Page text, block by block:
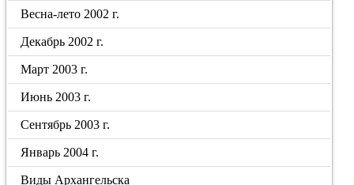
Весна-лето 2002 г.
Декабрь 2002 г.
Март 2003 г.
Июнь 2003 г.
Сентябрь 2003 г.
Январь 2004 г.
Виды Архангельска